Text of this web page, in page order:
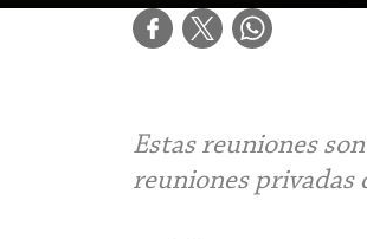
Estas reuniones
reuniones privadas